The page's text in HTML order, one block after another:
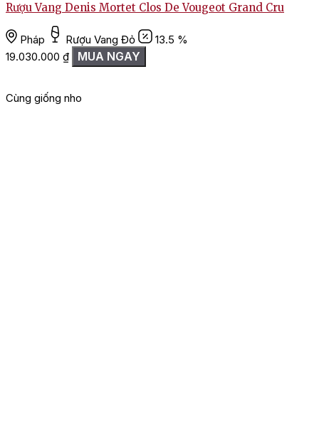
Rượu Vang Denis Mortet Clos De Vougeot Grand Cru
Pháp Rượu Vang Đỏ
13.5 %
19.030.000 ₫ MUA NGAY
Cùng giống nho